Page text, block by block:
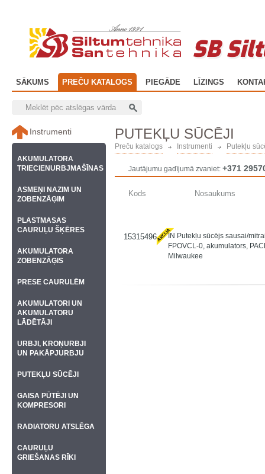
SB
SĀKUMS PREČU KATALOGS PIEGĀDE LĪZINGS
PUTEKĻU SŪCĒJI
Preču katalogs Instrumenti Putekļu
Jautājumu gadījumā zvaniet: +371
Kods Nosaukums
15315496
IN Putekļu sūcējs sausai/
FPOVCL-0, akumulators,
Milwaukee
Instrumenti
AKUMULATORA
TRIECIENURBJMAŠĪNAS
ASMEŅI NAZIM UN
ZOBENZĀĢIM
PLASTMASAS
CAURUĻU ŠĶĒRES
AKUMULATORA
ZOBENZĀĢIS
PRESE CAURULĒM
AKUMULATORI UN
AKUMULATORU
LĀDĒTĀJI
URBJI, KROŅURBJI
UN PAKĀPJURBJU
PUTEKĻU SŪCĒJI
GAISA PŪTĒJI UN
KOMPRESORI
RADIATORU ATSLĒGA
CAURUĻU
GRIEŠANAS RĪKI